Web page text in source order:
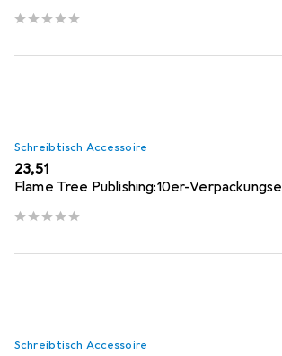
Schreibtisch Accessoire
EUR
23,51
Flame Tree Publishing:10er-Verpackungse
Schreibtisch Accessoire